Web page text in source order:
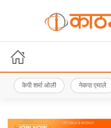
केपी शर्मा ओली नेकपा एमाले